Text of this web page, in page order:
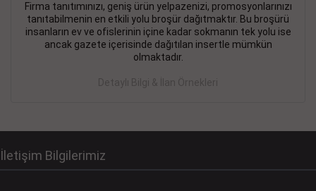
Firma tanıtımınızı, geniş ürün yelpazenizi, promosyonlarınızı
tanıtabilmenin en etkili yolu broşür dağıtmaktır. Bu broşürü
insanların ev ve ofislerinin içine kadar sokmanın tek yolu ise
ancak gazete içerisinde dağıtılan insertle mümkün
olmaktadır.
Detaylı Bilgi & İlan Örnekleri
İletişim Bilgilerimiz
DEVREMÜLK KİRALIK İlanı- 11.09.2018
SİNYE Tekstile Şoförlüğü olan 35 yaşını aşmamış, Depo
elemanı alınacaktır. Osmanbey, Şişli
Devamını Gör